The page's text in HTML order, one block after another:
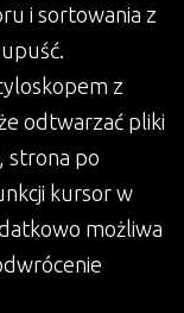
i sortowania z
z
odtwarzać pliki
strona po
kursor w
możliwa